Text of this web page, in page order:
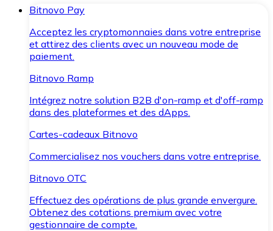
Bitnovo Pay
Acceptez les cryptomonnaies dans votre entreprise
et attirez des clients avec un nouveau mode de
paiement.
Bitnovo Ramp
Intégrez notre solution B2B d'on-ramp et d'off-ramp
dans des plateformes et des dApps.
Cartes-cadeaux Bitnovo
Commercialisez nos vouchers dans votre entreprise.
Bitnovo OTC
Effectuez des opérations de plus grande envergure.
Obtenez des cotations premium avec votre
gestionnaire de compte.